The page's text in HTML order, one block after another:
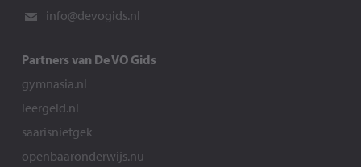
info@devogids.nl
Partners van De VO Gids
gymnasia.nl
leergeld.nl
saarisnietgek
openbaaronderwijs.nu